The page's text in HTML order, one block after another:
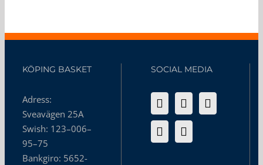
KÖPING BASKET
Adress:
Sveavägen 25A
Swish: 123–006–
95–75
Bankgiro: 5652-
SOCIAL MEDIA